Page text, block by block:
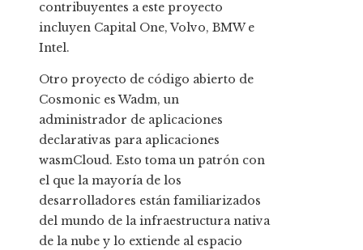
contribuyentes a este proyecto
incluyen Capital One, Volvo, BMW e
Intel.
Otro proyecto de código abierto de
Cosmonic es Wadm, un
administrador de aplicaciones
declarativas para aplicaciones
wasmCloud. Esto toma un patrón con
el que la mayoría de los
desarrolladores están familiarizados
del mundo de la infraestructura nativa
de la nube y lo extiende al espacio